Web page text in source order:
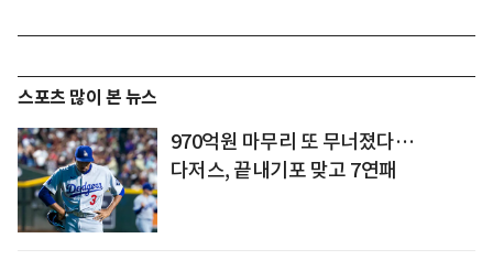
스포츠 많이 본 뉴스
970억원 마무리 또 무너졌다…
다저스, 끝내기포 맞고 7연패